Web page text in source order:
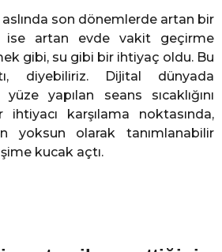
aslında son dönemlerde artan bir
ise artan evde vakit geçirme
gibi, su gibi bir ihtiyaç oldu. Bu
diyebiliriz. Dijital dünyada
yapılan seans sıcaklığını
karşılama noktasında,
yoksun olarak tanımlanabilir
kucak açtı.